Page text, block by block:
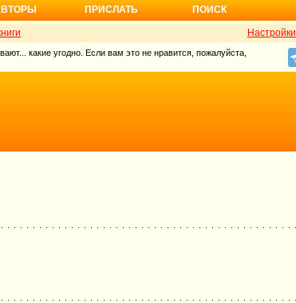
ПРИСЛАТЬ ПОИСК
Настройки
какие угодно. Если вам это не нравится, пожалуйста,